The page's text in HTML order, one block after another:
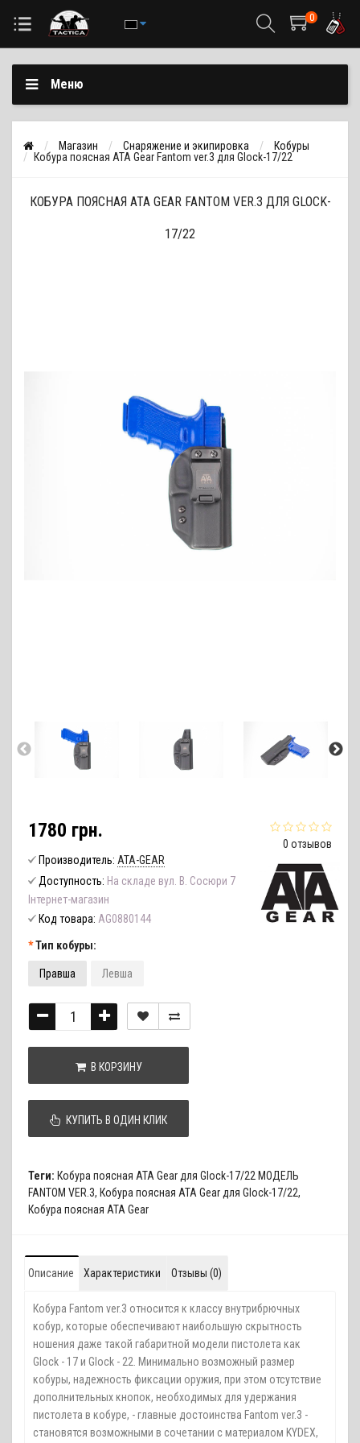
0
Меню
Магазин Снаряжение и экипировка
Кобуры
Кобура поясная ATA Gear Fantom ver.3 для Glock-17/22
КОБУРА ПОЯСНАЯ ATA GEAR FANTOM VER.3 ДЛЯ GLOCK-
17/22
0 отзывов
1780 грн.
Производитель: ATA-GEAR
Доступность: На складе вул. В. Сосюри 7
Інтернет-магазин
Код товара: AG0880144
Тип кобуры:
Правша Левша
В КОРЗИНУ
КУПИТЬ В ОДИН КЛИК
Теги: Кобура поясная ATA Gear для Glock-17/22 МОДЕЛЬ
FANTOM VER.3, Кобура поясная ATA Gear для Glock-17/22,
Кобура поясная ATA Gear
Описание Характеристики Отзывы (0)
Кобура Fantom ver.3 относится к классу внутрибрючных
кобур, которые обеспечивают наибольшую скрытность
ношения даже такой габаритной модели пистолета как
Glock - 17 и Glock - 22. Минимально возможный размер
кобуры, надежность фиксации оружия, при этом отсутствие
дополнительных кнопок, необходимых для удержания
пистолета в кобуре, - главные достоинства Fantom ver.3 -
становятся возможными в сочетании с материалом KYDEX,